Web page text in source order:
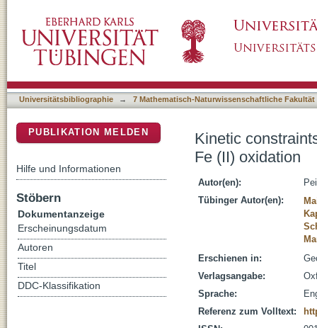
Universitätsbibliographie → 7 Mathematisch-Naturwissenschaftliche Fakultät
Kinetic
Fe (II) oxidation
Autor(en):
Tübinger Autor(en):
Erschienen in:
Verlagsangabe:
Sprache:
Referenz zum Volltext:
PUBLIKATION MELDEN
Hilfe und Informationen
Stöbern
Dokumentanzeige
Erscheinungsdatum
Autoren
Titel
DDC-Klassifikation